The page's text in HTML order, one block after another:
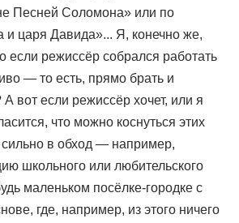
Песней Соломона» или по
и царя Давида»... Я, конечно же,
если режиссёр собрался работать
— то есть, прямо брать и
вот если режиссёр хочет, или я
что можно коснуться этих
в обход — например,
школьного или любительского
маленьком посёлке‑городке с
где, например, из этого ничего